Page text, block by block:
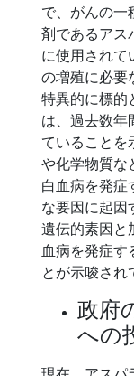
で、がんの一
剤であるアス
に使用されて
の増殖に必要
特異的に標的
は、過去数年
ていることを
や化学物質な
白血病を発症
な要因に起因
遺伝的素因と
血病を発症す
とが示唆され
政府
への